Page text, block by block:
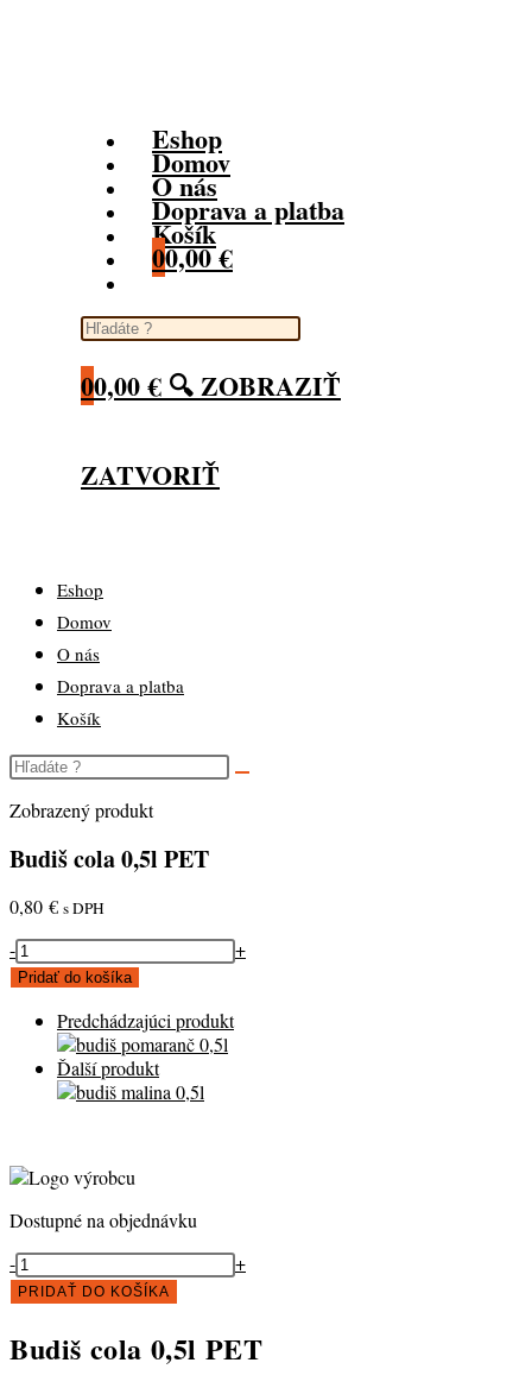
Eshop
Domov
O nás
Doprava a platba
Košík
00,00€
Toggle website search
00,00€ 🔍 ZOBRAZIŤ
ZATVORIŤ
Eshop
Domov
O nás
Doprava a platba
Košík
Zobrazený produkt
Budiš cola 0,5l PET
0,80 € s DPH
množstvo
Budiš
cola
0,5l
- +
Pridať do košíka
Predchádzajúci produkt
Ďalší produkt
Dostupné na objednávku
množstvo
Budiš
cola
PET
- +
PRIDAŤ DO KOŠÍKA
Budiš cola 0,5l PET